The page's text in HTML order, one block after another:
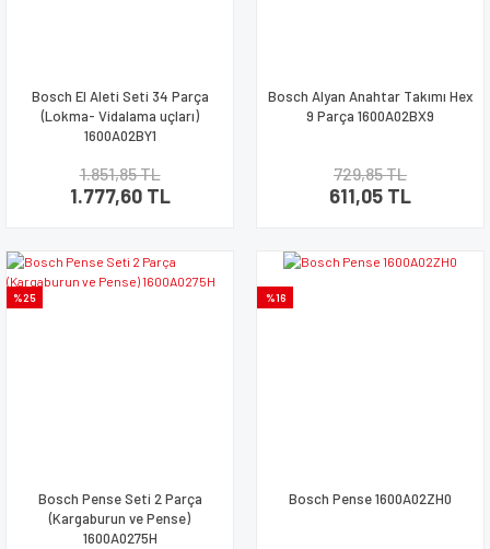
Bosch El Aleti Seti 34 Parça
(Lokma- Vidalama uçları)
1600A02BY1
1.851,85 TL
1.777,60 TL
Bosch Alyan Anahtar Takımı Hex
9 Parça 1600A02BX9
729,85 TL
611,05 TL
%25
Bosch Pense Seti 2 Parça
(Kargaburun ve Pense)
1600A0275H
%16
Bosch Pense 1600A02ZH0